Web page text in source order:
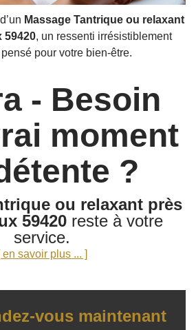
Massage Tantrique ou relaxant
59420, un ressenti irrésistiblement
pour votre bien-être.
- Besoin
moment
?
ou relaxant près
59420reste à votre
service.
en savoir plus ... ]
vous maintenant